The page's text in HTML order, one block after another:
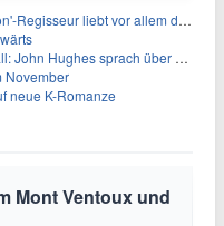
liebt vor allem die 'Banalität' in seinen Filmen
über eine Fortsetzung von 'The Breakfast Club'
November
neue K-Romanze
Mont Ventoux und